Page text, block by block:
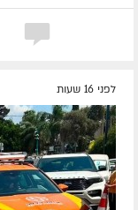
לפני 16 שעות